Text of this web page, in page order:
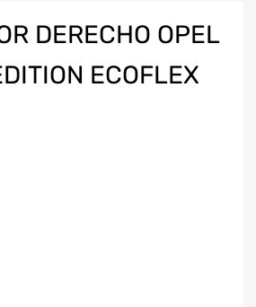
DERECHO OPEL
ECOFLEX